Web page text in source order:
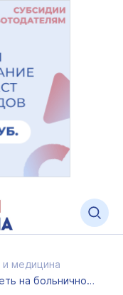
медицина
В Марий Эл родители смогут сидеть на больничном не теряя в зарплате